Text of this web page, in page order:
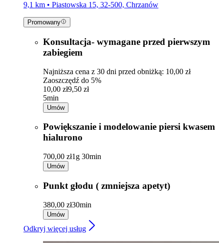
9,1 km • Piastowska 15, 32-500, Chrzanów
Promowany
Konsultacja- wymagane przed pierwszym
zabiegiem
Najniższa cena z 30 dni przed obniżką: 10,00 zł
Zaoszczędź do 5%
10,00 zł9,50 zł
5min
Umów
Powiększanie i modelowanie piersi kwasem
hialurono
700,00 zł1g 30min
Umów
Punkt głodu ( zmniejsza apetyt)
380,00 zł30min
Umów
Odkryj więcej usług